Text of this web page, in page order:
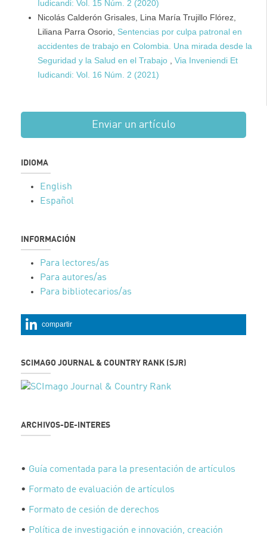
Iudicandi: Vol. 15 Núm. 2 (2020)
Nicolás Calderón Grisales, Lina María Trujillo Flórez,
Liliana Parra Osorio, Sentencias por culpa patronal en
accidentes de trabajo en Colombia. Una mirada desde la
Seguridad y la Salud en el Trabajo
Via Inveniendi Et
Iudicandi: Vol. 16 Núm. 2 (2021)
Enviar un artículo
IDIOMA
English
Español
INFORMACIÓN
Para lectores/as
Para autores/as
Para bibliotecarios/as
compartir
SCIMAGO JOURNAL & COUNTRY RANK (SJR)
ARCHIVOS-DE-INTERES
• Guía comentada para la presentación de artículos
• Formato de evaluación de artículos
• Formato de cesión de derechos
• Política de investigación e innovación, creación